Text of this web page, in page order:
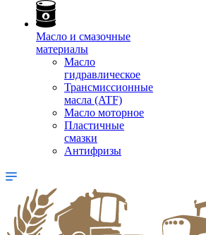
Масло и смазочные
материалы
Масло
гидравлическое
Трансмиссионные
масла (ATF)
Масло моторное
Пластичные
смазки
Антифризы